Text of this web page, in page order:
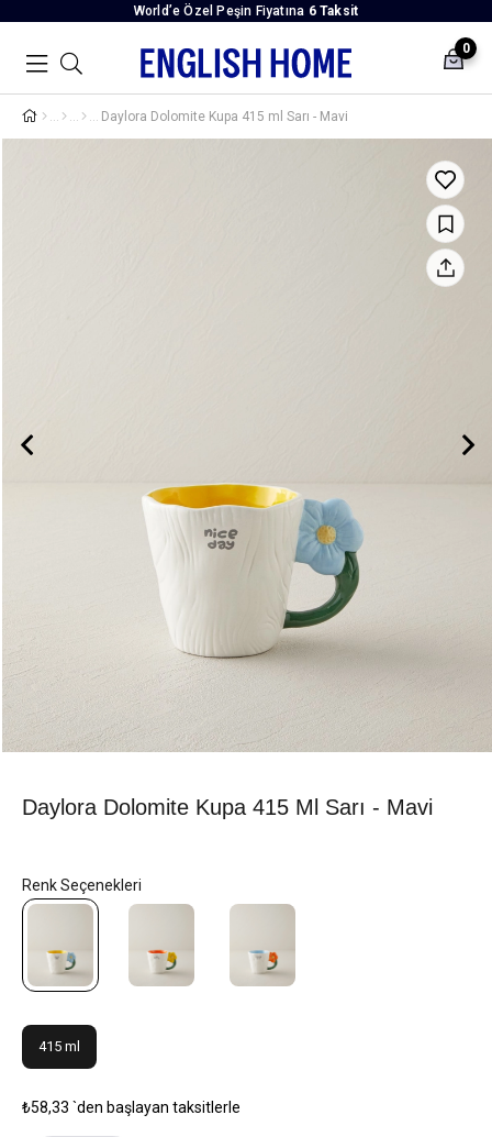
World’e Özel Peşin Fiyatına 6 Taksit
0
Daylora Dolomite Kupa 415 ml Sarı - Mavi
Daylora Dolomite Kupa 415 Ml Sarı - Mavi
415 ml
₺58,33 `den başlayan taksitlerle